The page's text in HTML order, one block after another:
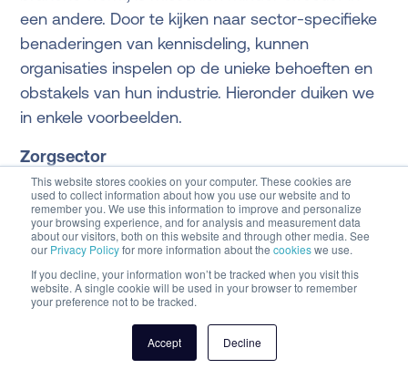
This website stores cookies on your computer. These cookies are
used to collect information about how you use our website and to
remember you. We use this information to improve and personalize
your browsing experience, and for analysis and measurement data
about our visitors, both on this website and through other media. See
our Privacy Policyfor more information about the cookieswe use.
If you decline, your information won’t be tracked when you visit this
website. A single cookie will be used in your browser to remember
your preference not to be tracked.
Accept Decline
een andere. Door te kijken naar sector-specifieke
benaderingen van kennisdeling, kunnen
organisaties inspelen op de unieke behoeften en
obstakels van hun industrie. Hieronder duiken we
in enkele voorbeelden.
Zorgsector
In de zorg is snelle toegang tot de juiste kennis
vaak van levensbelang. Denk aan protocollen,
medische richtlijnen en patiënteninformatie.
Kennisdeling zorgt ervoor dat artsen,
verpleegkundigen en andere zorgprofessionals
altijd toegang hebben tot de meest actuele
informatie, wat bijdraagt aan een betere
patiëntenzorg. Een uitdaging in deze sector is de